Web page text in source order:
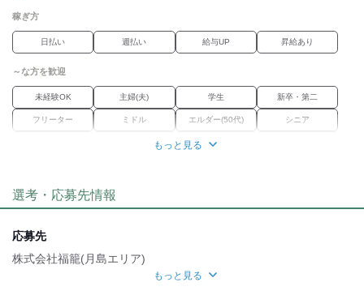
■Wワーク、副業OK
■短距離配送メイン
…倉庫から、自転車で10分圏内がほとんどなので、
長距離移動が少ないが魅力
■管理費用・事務手数料・加盟金なし
■週2～OK
…週1日ごとのシフト提出なので、
プライベートとの両立もしやすい
稼ぎ方
日払い 週払い 給与UP 昇給あり
～な方を歓迎
未経験OK 主婦(夫) 学生 新卒・第二
フリーター ミドル エルダー(50代) シニア
Wワーク
職場環境
もっと見る
選考・応募先情報
応募先
株式会社福籠(月島エリア)
もっと見る